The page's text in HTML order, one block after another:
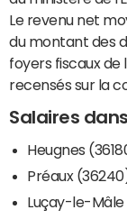
Le revenu net
du montant des
foyers fiscaux
recensés sur la
Salaires
Heugnes
Préaux
Luçay-le-Mâle